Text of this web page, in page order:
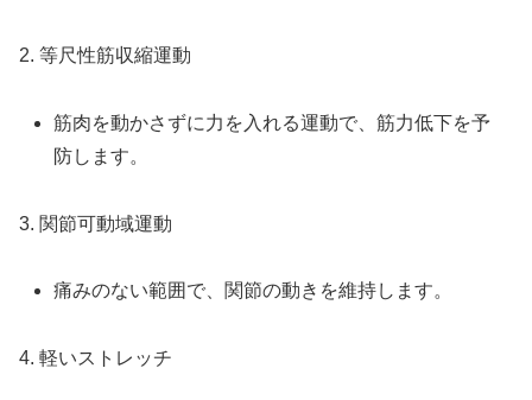
2. 等尺性筋収縮運動
筋肉を動かさずに力を入れる運動で、筋力低下を予
防します。
3. 関節可動域運動
痛みのない範囲で、関節の動きを維持します。
4. 軽いストレッチ